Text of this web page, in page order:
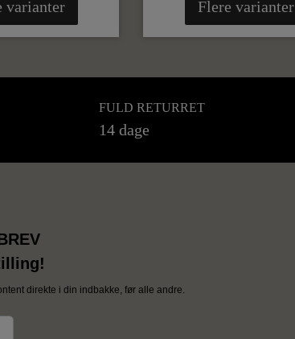
varianter Flere varianter
FULD RETURRET
14 dage
direkte i din indbakke, før alle andre.